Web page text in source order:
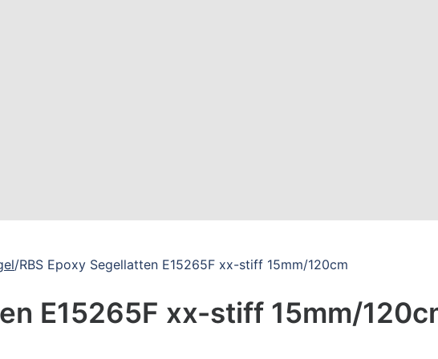
/RBS Epoxy Segellatten E15265F xx-stiff 15mm/120cm
E15265F xx-stiff 15mm/